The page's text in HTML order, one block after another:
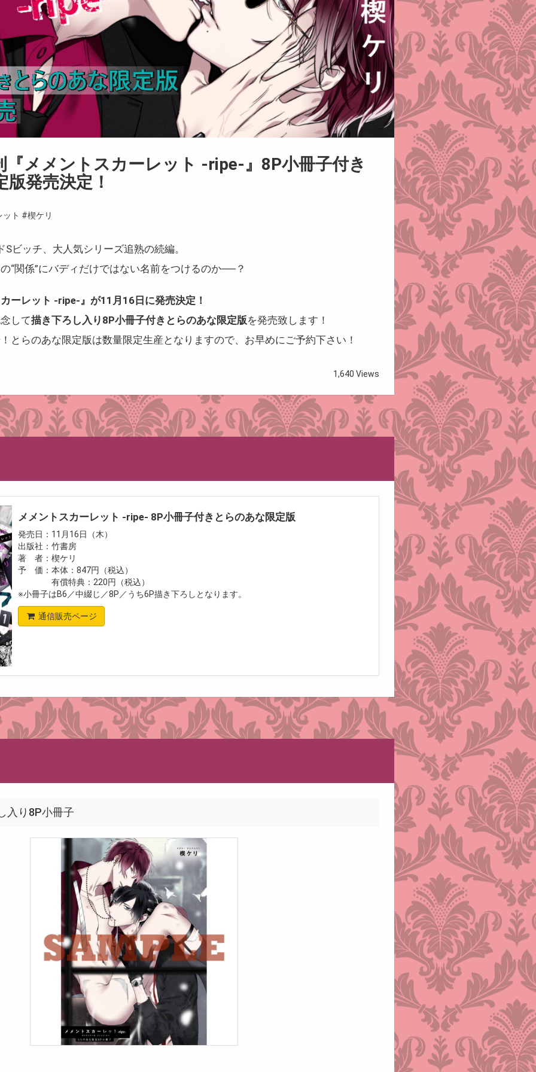
『メメントスカーレット -ripe-』8P小冊子付き
発売決定！
ト #楔ケリ
ビッチ、大人気シリーズ追熟の続編。
“関係”にバディだけではない名前をつけるのか──？
ーレット -ripe-』が11月16日に発売決定！
して描き下ろし入り8P小冊子付きとらのあな限定版を発売致します！
とらのあな限定版は数量限定生産となりますので、お早めにご予約下さい！
1,640 Views
メメントスカーレット -ripe- 8P小冊子付きとらのあな限定版
発売日：11月16日（木）
出版社：竹書房
著 者：楔ケリ
予 価：本体：847円（税込）
有償特典：220円（税込）
※小冊子はB6／中綴じ／8P／うち6P描き下ろしとなります。
通信販売ページ
入り8P小冊子